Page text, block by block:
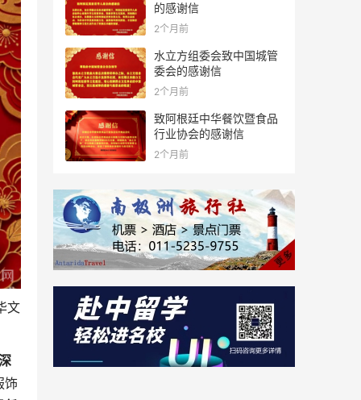
文
饰
的感谢信
2个月前
水立方组委会致中国城管
委会的感谢信
2个月前
致阿根廷中华餐饮暨食品
行业协会的感谢信
2个月前